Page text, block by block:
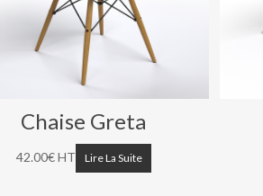
Chaise Greta
42.00€ HT Lire La Suite